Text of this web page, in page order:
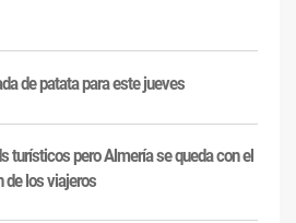
de patata para este jueves
turísticos pero Almería se queda con el
de los viajeros